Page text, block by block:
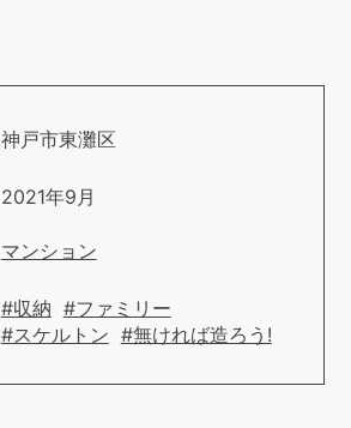
神戸市東灘区
2021年9月
マンション
#収納 #ファミリー
#スケルトン #無ければ造ろう!